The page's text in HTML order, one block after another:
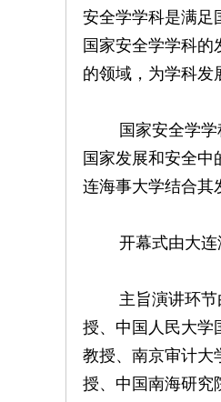
安全学学科是满足
国家安全学学科
的领域，为学科发
国家安全学学科
国家发展和安全
连海事大学结合其
开幕式由大连海
主旨演讲环节由
授、中国人民大学
教授、南京审计大
授、中国南海研究